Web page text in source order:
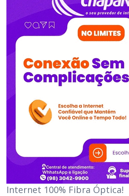
Internet 100% Fibra Óptica!